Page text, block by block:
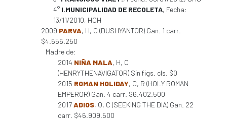
4° I.MUNICIPALIDAD DE RECOLETA, Fecha:
13/11/2010, HCH
2009 PARVA, H, C (DUSHYANTOR) Gan. 1 carr.
$4.656.250
Madre de:
2014 NIÑA MALA, H, C
(HENRYTHENAVIGATOR) Sin figs. cls. $0
2015 ROMAN HOLIDAY, C, R (HOLY ROMAN
EMPEROR) Gan. 4 carr. $6.402.500
2017ADIOS, Q, C (SEEKING THE DIA) Gan. 22
carr. $46.909.500